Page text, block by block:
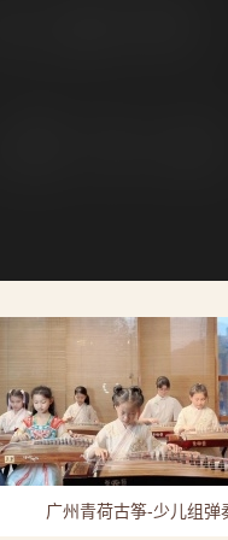
广州青荷古筝-少儿组弹